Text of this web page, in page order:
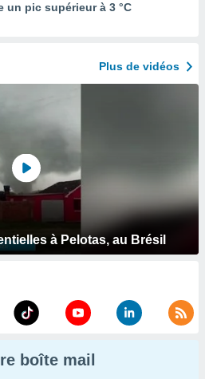
un pic supérieur à 3 °C
Plus de vidéos
à Pelotas, au Brésil
boîte mail